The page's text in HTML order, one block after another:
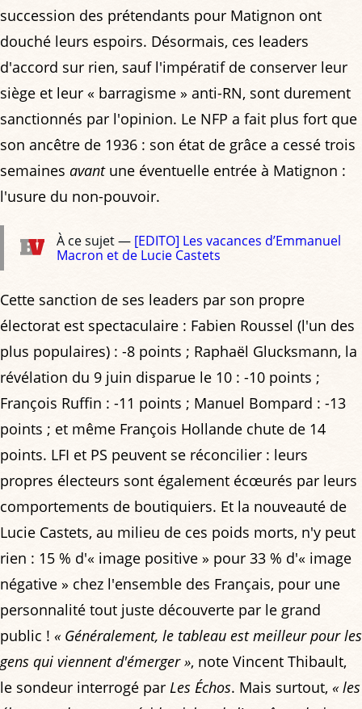
succession des prétendants pour Matignon ont
douché leurs espoirs. Désormais, ces leaders
d'accord sur rien, sauf l'impératif de conserver leur
siège et leur « barragisme » anti-RN, sont durement
sanctionnés par l'opinion. Le NFP a fait plus fort que
son ancêtre de 1936 : son état de grâce a cessé trois
semaines avantune éventuelle entrée à Matignon :
l'usure du non-pouvoir.
À ce sujet — [EDITO] Les vacances d’Emmanuel
Macron et de Lucie Castets
Cette sanction de ses leaders par son propre
électorat est spectaculaire : Fabien Roussel (l'un des
plus populaires) : -8 points ; Raphaël Glucksmann, la
révélation du 9 juin disparue le 10 : -10 points ;
François Ruffin : -11 points ; Manuel Bompard : -13
points ; et même François Hollande chute de 14
points. LFI et PS peuvent se réconcilier : leurs
propres électeurs sont également écœurés par leurs
comportements de boutiquiers. Et la nouveauté de
Lucie Castets, au milieu de ces poids morts, n'y peut
rien : 15 % d'« image positive » pour 33 % d'« image
négative » chez l'ensemble des Français, pour une
personnalité tout juste découverte par le grand
public ! « Généralement, le tableau est meilleur pour les
gens qui viennent d'émerger », note Vincent Thibault,
le sondeur interrogé par Les Échos. Mais surtout, « les